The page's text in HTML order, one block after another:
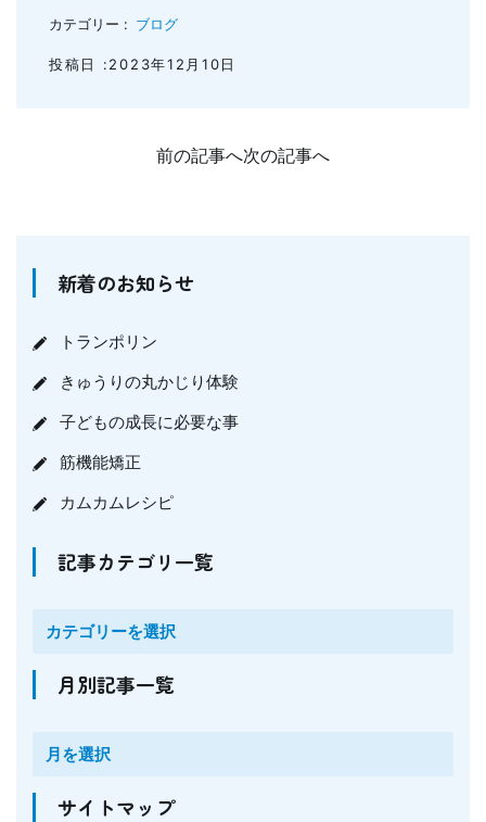
カテゴリー : ブログ
投稿日 :2023年12月10日
前の記事へ次の記事へ
新着のお知らせ
トランポリン
きゅうりの丸かじり体験
子どもの成長に必要な事
筋機能矯正
カムカムレシピ
記事カテゴリ一覧
月別記事一覧
サイトマップ